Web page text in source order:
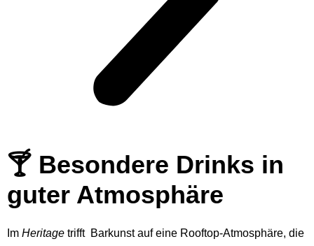
🍸 Besondere Drinks in
guter Atmosphäre
Im Heritagetrifft Barkunst auf eine Rooftop-Atmosphäre, die